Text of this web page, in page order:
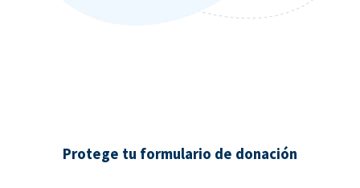
Protege tu formulario de donación